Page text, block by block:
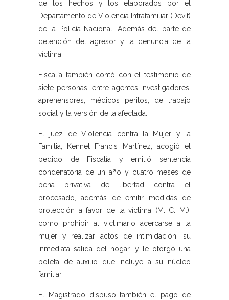
de los hechos y los elaborados por el
Departamento de Violencia Intrafamiliar (Devif)
de la Policía Nacional. Además del parte de
detención del agresor y la denuncia de la
víctima.
Fiscalía también contó con el testimonio de
siete personas, entre agentes investigadores,
aprehensores, médicos peritos, de trabajo
social y la versión de la afectada.
El juez de Violencia contra la Mujer y la
Familia, Kennet Francis Martínez, acogió el
pedido de Fiscalía y emitió sentencia
condenatoria de un año y cuatro meses de
pena privativa de libertad contra el
procesado, además de emitir medidas de
protección a favor de la víctima (M. C. M.),
como prohibir al victimario acercarse a la
mujer y realizar actos de intimidación, su
inmediata salida del hogar, y le otorgó una
boleta de auxilio que incluye a su núcleo
familiar.
El Magistrado dispuso también el pago de